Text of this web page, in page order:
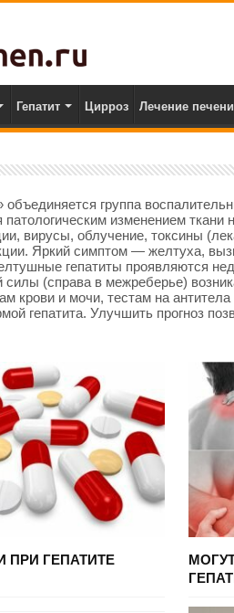
Гепатит Цирроз Лечение печени
объединяется группа
изменением ткани
вирусы, облучение, токсины
Яркий симптом — желтуха,
гепатиты проявляются
силы (справа в межреберье)
крови и мочи, тестам на
гепатита. Улучшить прогноз
ПРИ ГЕПАТИТЕ